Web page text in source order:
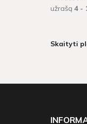
užrašą 4 -
Kokios
Skaityti